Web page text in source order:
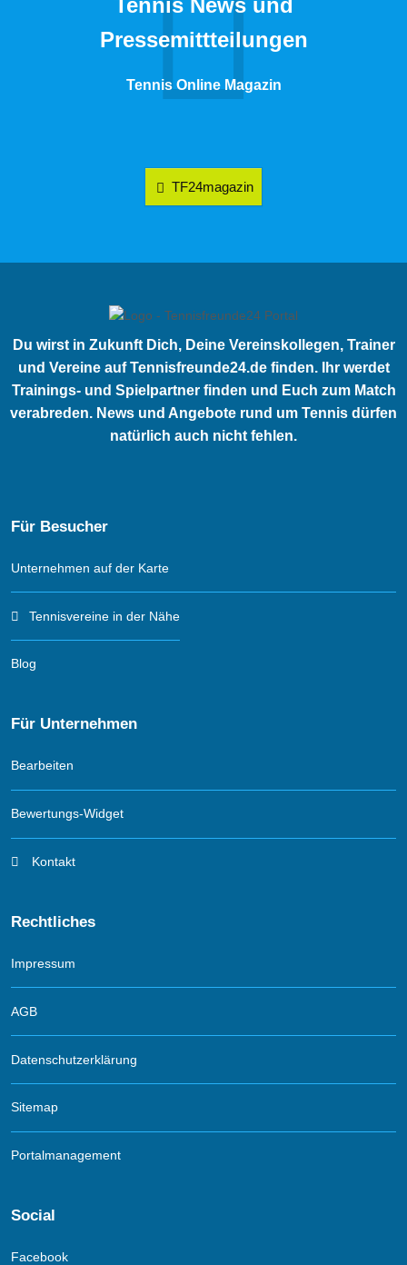
Tennis News und
Pressemittteilungen
Tennis Online Magazin
TF24magazin
Du wirst in Zukunft Dich, Deine Vereinskollegen, Trainer
und Vereine auf Tennisfreunde24.de finden. Ihr werdet
Trainings- und Spielpartner finden und Euch zum Match
verabreden. News und Angebote rund um Tennis dürfen
natürlich auch nicht fehlen.
Für Besucher
Unternehmen auf der Karte
Tennisvereine in der Nähe
Blog
Für Unternehmen
Bearbeiten
Bewertungs-Widget
Kontakt
Rechtliches
Impressum
AGB
Datenschutzerklärung
Sitemap
Portalmanagement
Social
Facebook